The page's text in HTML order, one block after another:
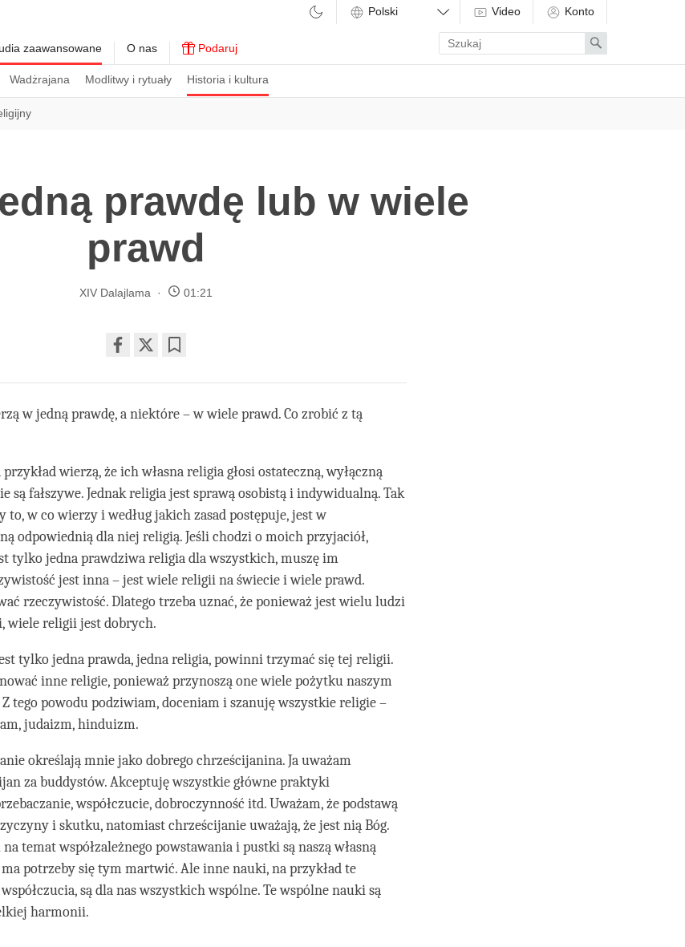
zaawansowane
Wadżrajana Modlitwy i rytuały Historia i kultura
O nas Podaruj
Video Konto
Enter
search
term
Search
prawdę lub w wiele
prawd
XIV Dalajlama 01:21
on
facebook
w jedną prawdę, a niektóre – w wiele prawd. Co zrobić z tą
wierzą, że ich własna religia głosi ostateczną, wyłączną
są fałszywe. Jednak religia jest sprawą osobistą i indywidualną. Tak
to, w co wierzy i według jakich zasad postępuje, jest w
odpowiednią dla niej religią. Jeśli chodzi o moich przyjaciół,
tylko jedna prawdziwa religia dla wszystkich, muszę im
jest inna – jest wiele religii na świecie i wiele prawd.
rzeczywistość. Dlatego trzeba uznać, że ponieważ jest wielu ludzi
wiele religii jest dobrych.
tylko jedna prawda, jedna religia, powinni trzymać się tej religii.
inne religie, ponieważ przynoszą one wiele pożytku naszym
tego powodu podziwiam, doceniam i szanuję wszystkie religie –
judaizm, hinduizm.
określają mnie jako dobrego chrześcijanina. Ja uważam
za buddystów. Akceptuję wszystkie główne praktyki
współczucie, dobroczynność itd. Uważam, że podstawą
i skutku, natomiast chrześcijanie uważają, że jest nią Bóg.
temat współzależnego powstawania i pustki są naszą własną
potrzeby się tym martwić. Ale inne nauki, na przykład te
są dla nas wszystkich wspólne. Te wspólne nauki są
harmonii.